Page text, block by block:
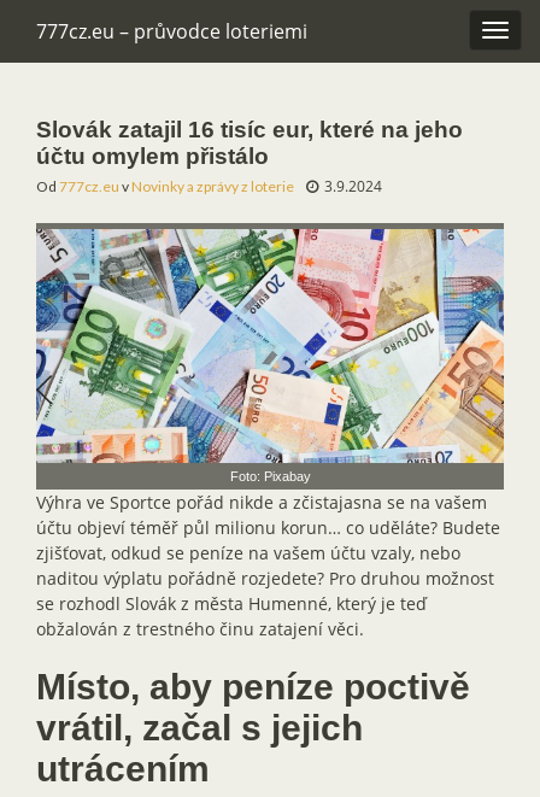
777cz.eu – průvodce loteriemi
Slovák zatajil 16 tisíc eur, které na jeho
účtu omylem přistálo
Od 777cz.eu vNovinky a zprávy z loterie 3.9.2024
Foto: Pixabay
Výhra ve Sportce pořád nikde a zčistajasna se na vašem
účtu objeví téměř půl milionu korun… co uděláte? Budete
zjišťovat, odkud se peníze na vašem účtu vzaly, nebo
naditou výplatu pořádně rozjedete? Pro druhou možnost
se rozhodl Slovák z města Humenné, který je teď
obžalován z trestného činu zatajení věci.
Místo, aby peníze poctivě
vrátil, začal s jejich
utrácením